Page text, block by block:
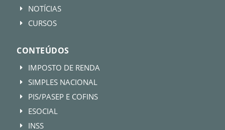
E NOTÍCIAS
E CURSOS
CONTEÚDOS
E IMPOSTO DE RENDA
E SIMPLES NACIONAL
E PIS/PASEP E COFINS
E ESOCIAL
E INSS